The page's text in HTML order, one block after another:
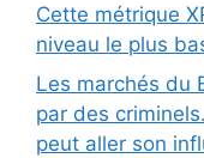
Cette métrique
niveau le plus
Les marchés du
par des
peut aller son